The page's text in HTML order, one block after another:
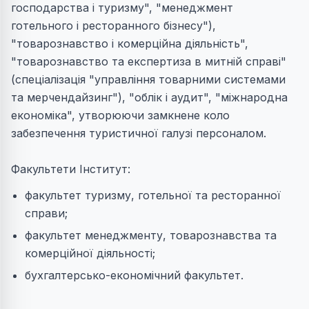
господарства і туризму", "менеджмент
готельного і ресторанного бізнесу"),
"товарознавство і комерційна діяльність",
"товарознавство та експертиза в митній справі"
(спеціалізація "управління товарними системами
та мерчендайзинг"), "облік і аудит", "міжнародна
економіка", утворюючи замкнене коло
забезпечення туристичної галузі персоналом.
Факультети Інститут:
факультет туризму, готельної та ресторанної
справи;
факультет менеджменту, товарознавства та
комерційної діяльності;
бухгалтерсько-економічний факультет.